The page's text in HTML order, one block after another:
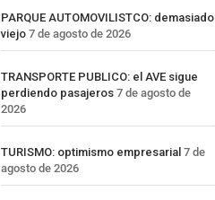
PARQUE AUTOMOVILISTCO: demasiado
viejo 7 de agosto de 2026
TRANSPORTE PUBLICO: el AVE sigue
perdiendo pasajeros 7 de agosto de
2026
TURISMO: optimismo empresarial 7 de
agosto de 2026